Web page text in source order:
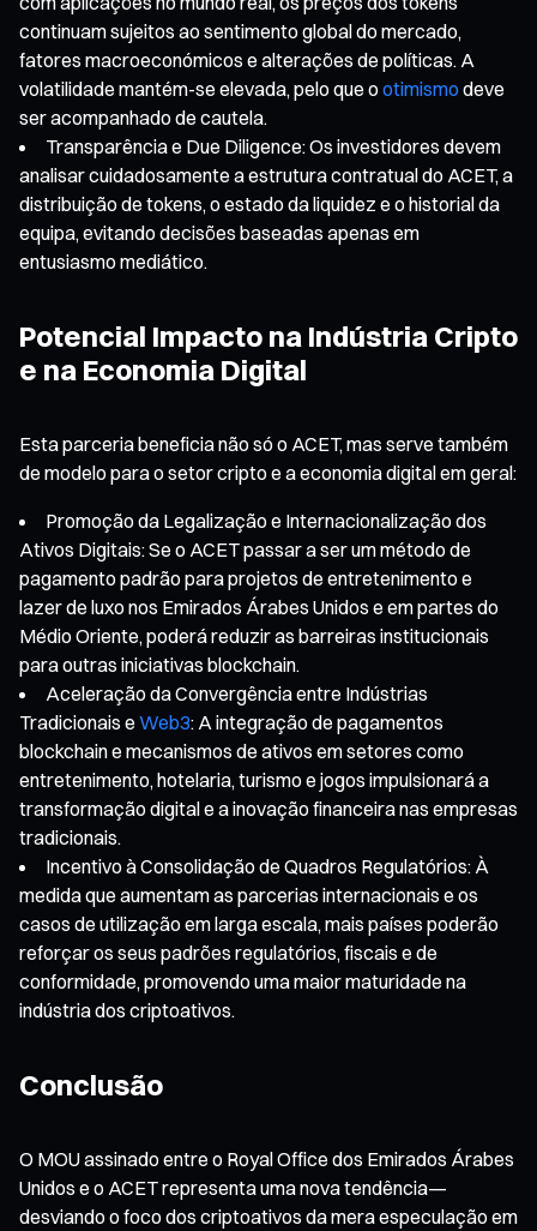
continuam sujeitos ao sentimento global do mercado,
fatores macroeconómicos e alterações de políticas. A
volatilidade mantém-se elevada, pelo que ootimismodeve
ser acompanhado de cautela.
Transparência e Due Diligence: Os investidores devem
analisar cuidadosamente a estrutura contratual do ACET, a
distribuição de tokens, o estado da liquidez e o historial da
equipa, evitando decisões baseadas apenas em
entusiasmo mediático.
Potencial Impacto na Indústria Cripto
e na Economia Digital
Esta parceria beneficia não só o ACET, mas serve também
de modelo para o setor cripto e a economia digital em geral:
Promoção da Legalização e Internacionalização dos
Ativos Digitais: Se o ACET passar a ser um método de
pagamento padrão para projetos de entretenimento e
lazer de luxo nos Emirados Árabes Unidos e em partes do
Médio Oriente, poderá reduzir as barreiras institucionais
para outras iniciativas blockchain.
Aceleração da Convergência entre Indústrias
Tradicionais e Web3: A integração de pagamentos
blockchain e mecanismos de ativos em setores como
entretenimento, hotelaria, turismo e jogos impulsionará a
transformação digital e a inovação financeira nas empresas
tradicionais.
Incentivo à Consolidação de Quadros Regulatórios: À
medida que aumentam as parcerias internacionais e os
casos de utilização em larga escala, mais países poderão
reforçar os seus padrões regulatórios, fiscais e de
conformidade, promovendo uma maior maturidade na
indústria dos criptoativos.
Conclusão
O MOU assinado entre o Royal Office dos Emirados Árabes
Unidos e o ACET representa uma nova tendência—
desviando o foco dos criptoativos da mera especulação em